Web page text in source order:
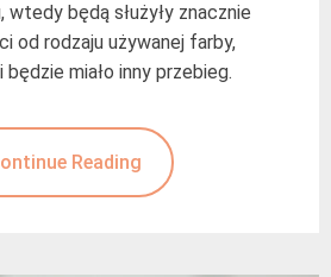
wtedy będą służyły znacznie
od rodzaju używanej farby,
miało inny przebieg.
Reading